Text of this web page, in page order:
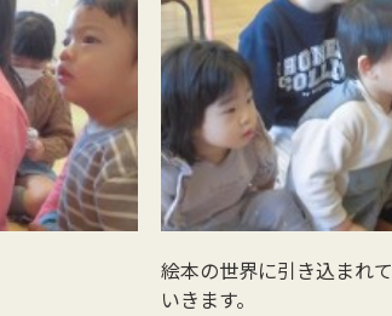
絵本の世界に引き込まれて
いきます。